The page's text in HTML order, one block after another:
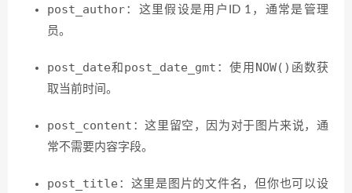
post_author ：这里假设是用户ID 1，通常是管理
员。
post_date和 post_date_gmt ：使用 NOW() 函数获
取当前时间。
post_content ：这里留空，因为对于图片来说，通
常不需要内容字段。
post_title ：这里是图片的文件名，但你也可以设